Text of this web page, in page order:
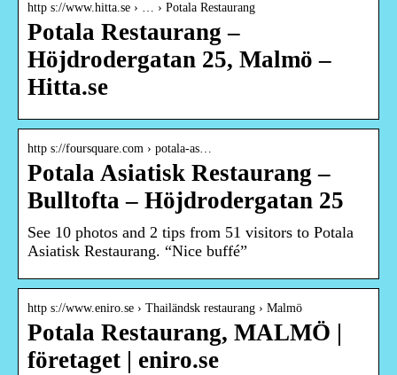
http s://www.hitta.se › … › Potala Restaurang
Potala Restaurang –
Höjdrodergatan 25, Malmö –
Hitta.se
http s://foursquare.com › potala-as…
Potala Asiatisk Restaurang –
Bulltofta – Höjdrodergatan 25
See 10 photos and 2 tips from 51 visitors to Potala
Asiatisk Restaurang. “Nice buffé”
http s://www.eniro.se › Thailändsk restaurang › Malmö
Potala Restaurang, MALMÖ |
företaget | eniro.se